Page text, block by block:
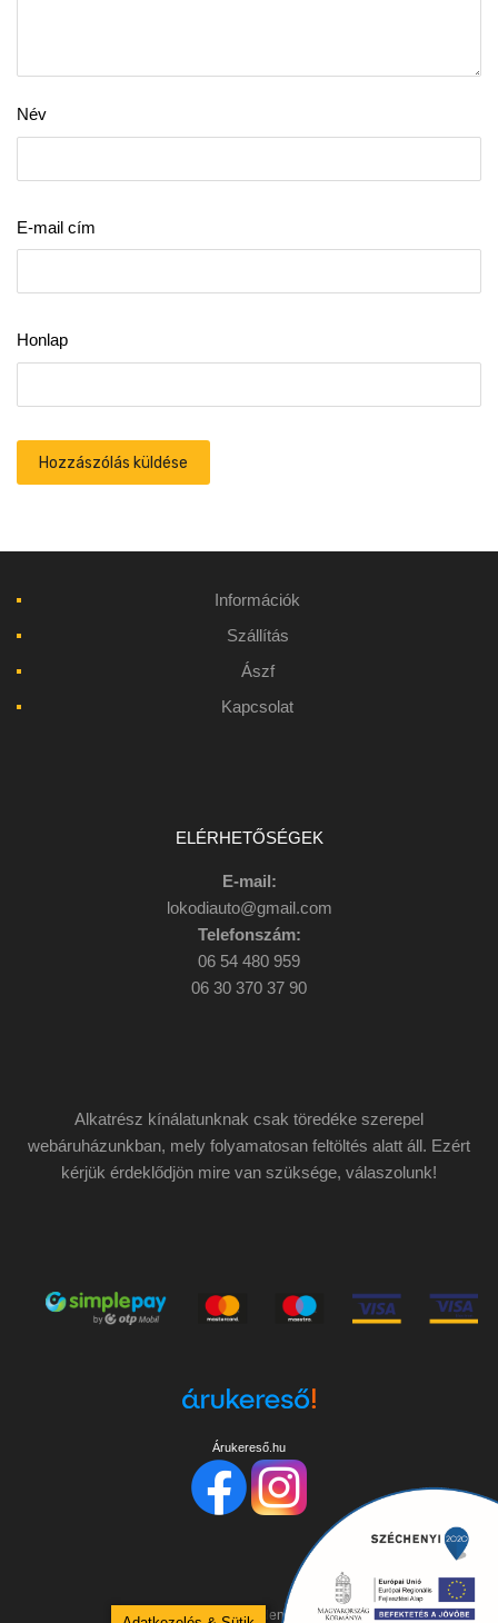
Név
E-mail cím
Honlap
Információk
Szállítás
Ászf
Kapcsolat
ELÉRHETŐSÉGEK
E-mail:
lokodiauto@gmail.com
Telefonszám:
06 54 480 959
06 30 370 37 90
Alkatrész kínálatunknak csak töredéke szerepel
webáruházunkban, mely folyamatosan feltöltés alatt áll. Ezért
kérjük érdeklődjön mire van szüksége, válaszolunk!
Árukereső.hu
Copyright © 2026 Minden jog fenntartva!